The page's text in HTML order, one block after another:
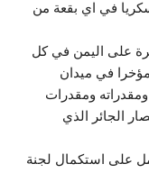
في اي بقعة من
على اليمن في كل
في ميدان
ومقدرات
الجائر الذي
على استكمال لجنة